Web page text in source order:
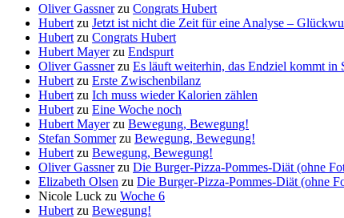
Oliver Gassnerzu Congrats Hubert
Hubert zu Jetzt ist nicht die Zeit für eine Analyse –
Hubert zu Congrats Hubert
Hubert Mayerzu Endspurt
Oliver Gassnerzu Es läuft weiterhin, das Endziel kommt in
Hubert zu Erste Zwischenbilanz
Hubert zu Ich muss wieder Kalorien zählen
Hubert zu Eine Woche noch
Hubert Mayerzu Bewegung, Bewegung!
Stefan Sommerzu Bewegung, Bewegung!
Hubert zu Bewegung, Bewegung!
Oliver Gassnerzu Die Burger-Pizza-Pommes-Diät (ohne
Elizabeth Olsen zu Die Burger-Pizza-Pommes-Diät (ohne
Nicole Luck zu Woche 6
Hubert zu Bewegung!